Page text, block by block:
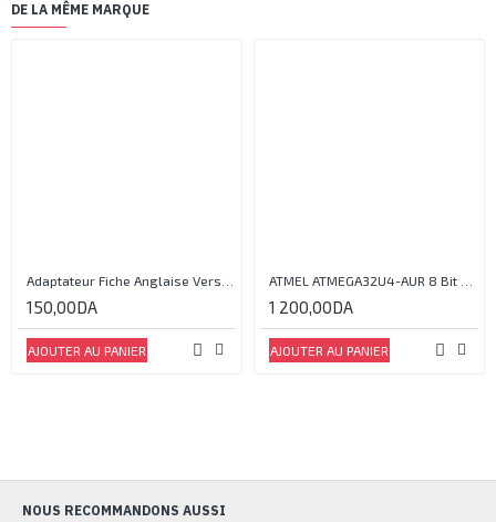
DE LA MÊME MARQUE
150,00DA
AJOUTER AU PANIER
1 200,00DA
AJOUTER AU PANIER
NOUS RECOMMANDONS AUSSI